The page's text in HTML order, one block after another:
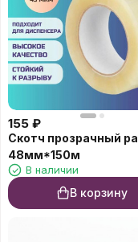
155 ₽
Скотч прозрачный
48мм*150м
В наличии
В корзину